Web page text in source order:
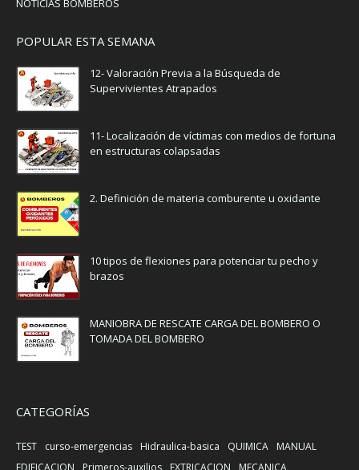
NOTICIAS BOMBEROS
POPULAR ESTA SEMANA
12- Valoración Previa a la Búsqueda de
Supervivientes Atrapados
11- Localización de víctimas con medios de fortuna
en estructuras colapsadas
2. Definición de materia comburente u oxidante
10 tipos de flexiones para potenciar tu pecho y
brazos
MANIOBRA DE RESCATE CARGA DEL BOMBERO O
TOMADA DEL BOMBERO
CATEGORÍAS
TEST curso-emergencias Hidraulica-basica QUIMICA
MANUAL